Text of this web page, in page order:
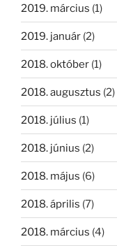
2019. március (1)
2019. január (2)
2018. október (1)
2018. augusztus (2)
2018. július (1)
2018. június (2)
2018. május (6)
2018. április (7)
2018. március (4)